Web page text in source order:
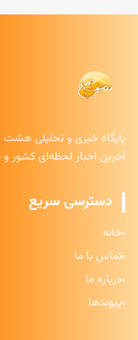
پایگاه خبری و تحلیلی
آخرین اخبار لحظه‌ای کشور و
دسترسی سریع
خانه
تماس با ما
درباره ما
پیوندها